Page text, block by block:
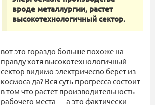
вроде металлургии, растет
высокотехнологичный сектор.
вот это гораздо больше похоже на
правду хотя высокотехнологичный
сектор видимо электричесво берет из
космоса да? Вся суть прогресса состоит
в том что растет производительность
рабочего места — а это фактически